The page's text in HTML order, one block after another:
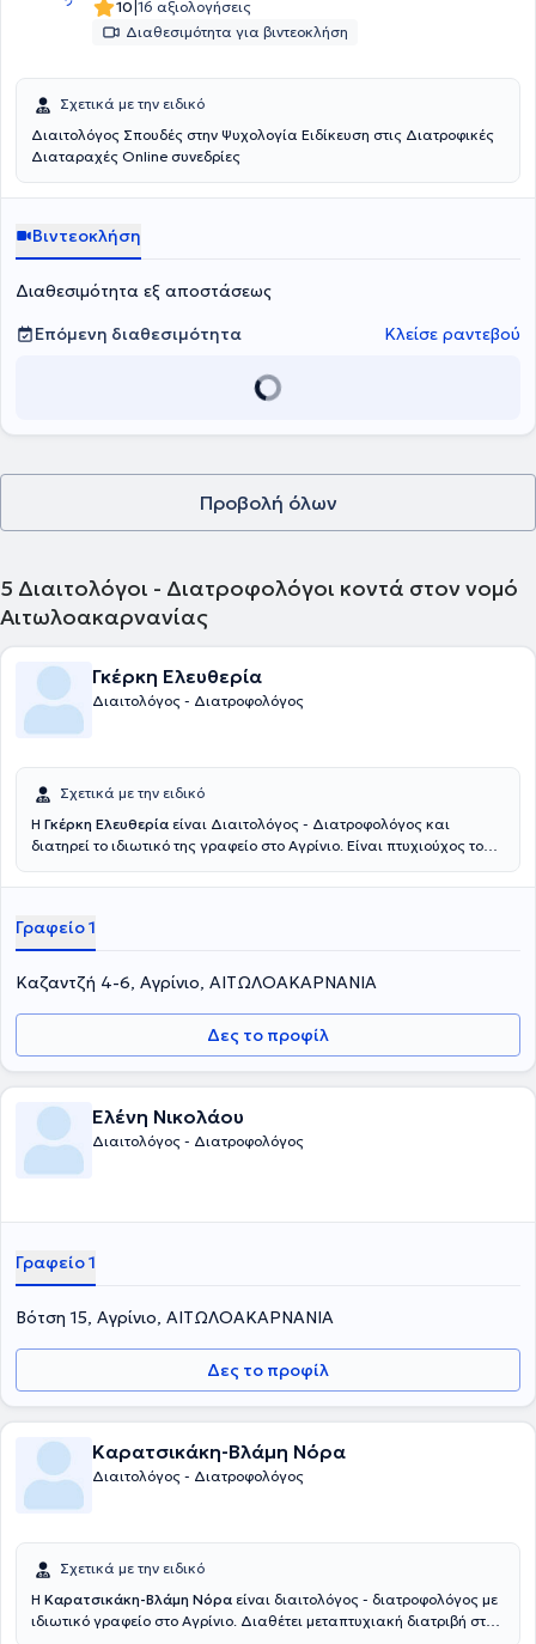
10 16 αξιολογήσεις
Διαθεσιμότητα για βιντεοκλήση
Σχετικά με την ειδικό
Διαιτολόγος Σπουδές στην Ψυχολογία Ειδίκευση στις Διατροφικές
Διαταραχές Online συνεδρίες
Βιντεοκλήση
Διαθεσιμότητα εξ αποστάσεως
Επόμενη διαθεσιμότητα
Κλείσε ραντεβού
Προβολή όλων
5 Διαιτολόγοι - Διατροφολόγοι κοντά στον νομό
Αιτωλοακαρνανίας
Γκέρκη Ελευθερία
Διαιτολόγος - Διατροφολόγος
Σχετικά με την ειδικό
Η Γκέρκη Ελευθερία είναι Διαιτολόγος - Διατροφολόγος και
διατηρεί το ιδιωτικό της γραφείο στο Αγρίνιο. Είναι πτυχιούχος του
ανθρώπων έχοντας πάντα στο επίκεντρο την καλύτερη δυνατή
καθεμιάς.
Γραφείο 1
Καζαντζή 4-6, Αγρίνιο, ΑΙΤΩΛΟΑΚΑΡΝΑΝΙΑ
Δες το προφίλ
Ελένη Νικολάου
Διαιτολόγος - Διατροφολόγος
Γραφείο 1
Βότση 15, Αγρίνιο, ΑΙΤΩΛΟΑΚΑΡΝΑΝΙΑ
Δες το προφίλ
Καρατσικάκη-Βλάμη Νόρα
Διαιτολόγος - Διατροφολόγος
Σχετικά με την ειδικό
Η Καρατσικάκη-Βλάμη Νόρα είναι διαιτολόγος - διατροφολόγος με
ιδιωτικό γραφείο στο Αγρίνιο. Διαθέτει μεταπτυχιακή διατριβή στο